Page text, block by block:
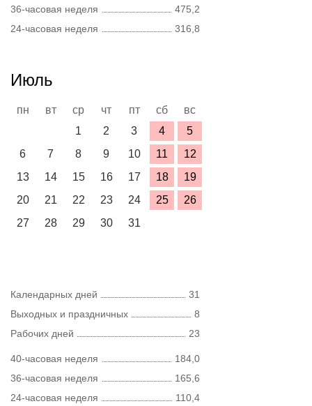
36-часовая неделя
475,2
24-часовая неделя
316,8
Июль
пн вт ср чт пт сб
вс
1
2 3 4
5
6
7 8 9 10 11
12
13
14 15 16 17 18
19
20
21 22 23 24 25
26
27
28 29 30 31
Календарных дней
31
Выходных и праздничных
8
Рабочих дней
23
40-часовая неделя
184,0
36-часовая неделя
165,6
24-часовая неделя
110,4